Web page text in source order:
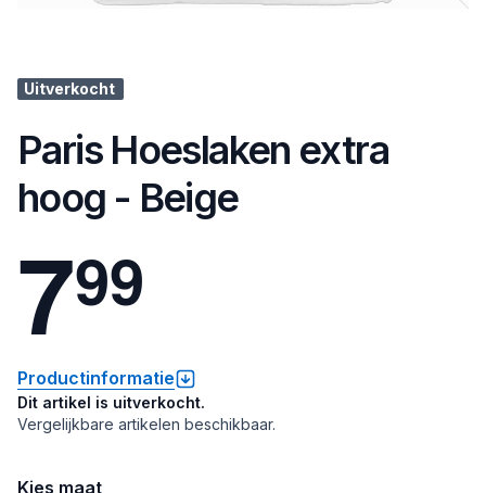
Uitverkocht
Paris Hoeslaken extra
hoog - Beige
799
Productinformatie
Dit artikel is uitverkocht.
Vergelijkbare artikelen beschikbaar.
Kies maat